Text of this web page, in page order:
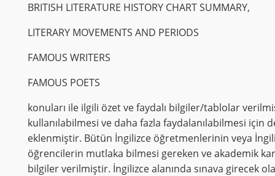
BRITISH LITERATURE HISTORY CHART SUMMARY,
LITERARY MOVEMENTS AND PERIODS
FAMOUS WRITERS
FAMOUS POETS
konuları ile ilgili özet ve faydalı bilgiler/tablolar
kullanılabilmesi ve daha fazla faydalanılabilmesi
eklenmiştir. Bütün İngilizce öğretmenlerinin veya
öğrencilerin mutlaka bilmesi gereken ve akademik
bilgiler verilmiştir. İngilizce alanında sınava girecek